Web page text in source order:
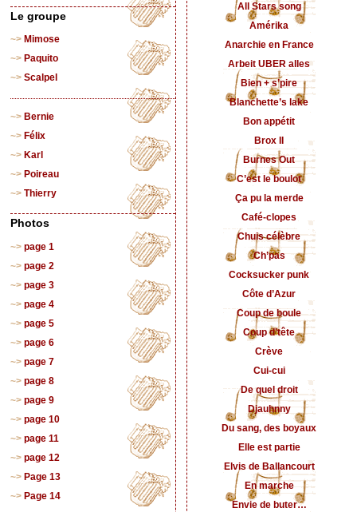
Le groupe
Mimose
Paquito
Scalpel
Bernie
Félix
Karl
Poireau
Thierry
Photos
page 1
page 2
page 3
page 4
page 5
page 6
page 7
page 8
page 9
page 10
page 11
page 12
Page 13
Page 14
All Stars song
Amérika
Anarchie en France
Arbeit UBER alles
Bien + s’pire
Blanchette’s lake
Bon appétit
Brox II
Burnes Out
C’est le boulot
Ça pu la merde
Café-clopes
Chuis célèbre
Ch’pas
Cocksucker punk
Côte d’Azur
Coup de boule
Coup d’tête
Crève
Cui-cui
De quel droit
Djauhnny
Du sang, des boyaux
Elle est partie
Elvis de Ballancourt
En marche
Envie de buter…